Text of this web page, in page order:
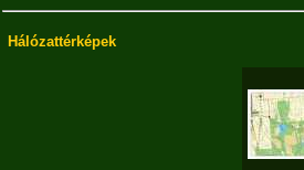
Hálózattérképek